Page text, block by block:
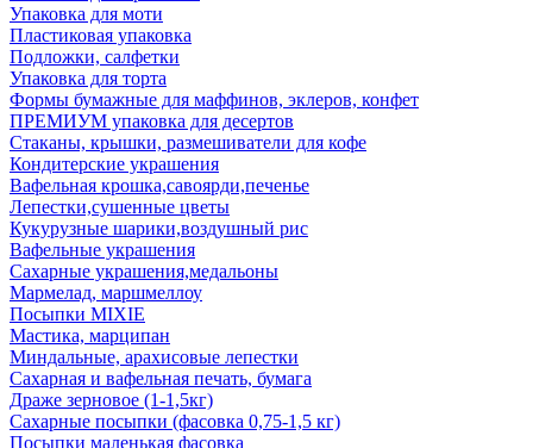
Упаковка для моти
Пластиковая упаковка
Подложки, салфетки
Упаковка для торта
Формы бумажные для маффинов, эклеров, конфет
ПРЕМИУМ упаковка для десертов
Стаканы, крышки, размешиватели для кофе
Кондитерские украшения
Вафельная крошка,савоярди,печенье
Лепестки,сушенные цветы
Кукурузные шарики,воздушный рис
Вафельные украшения
Сахарные украшения,медальоны
Мармелад, маршмеллоу
Посыпки MIXIE
Мастика, марципан
Миндальные, арахисовые лепестки
Сахарная и вафельная печать, бумага
Драже зерновое (1-1,5кг)
Сахарные посыпки (фасовка 0,75-1,5 кг)
Посыпки маленькая фасовка